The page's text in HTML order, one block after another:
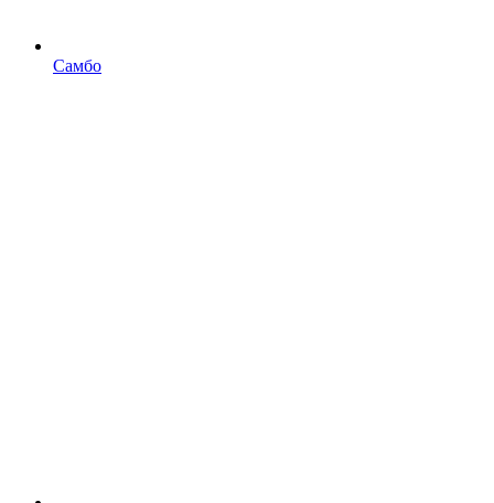
Самбо